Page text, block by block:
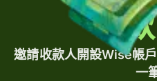
邀請收款人開設Wise帳
一